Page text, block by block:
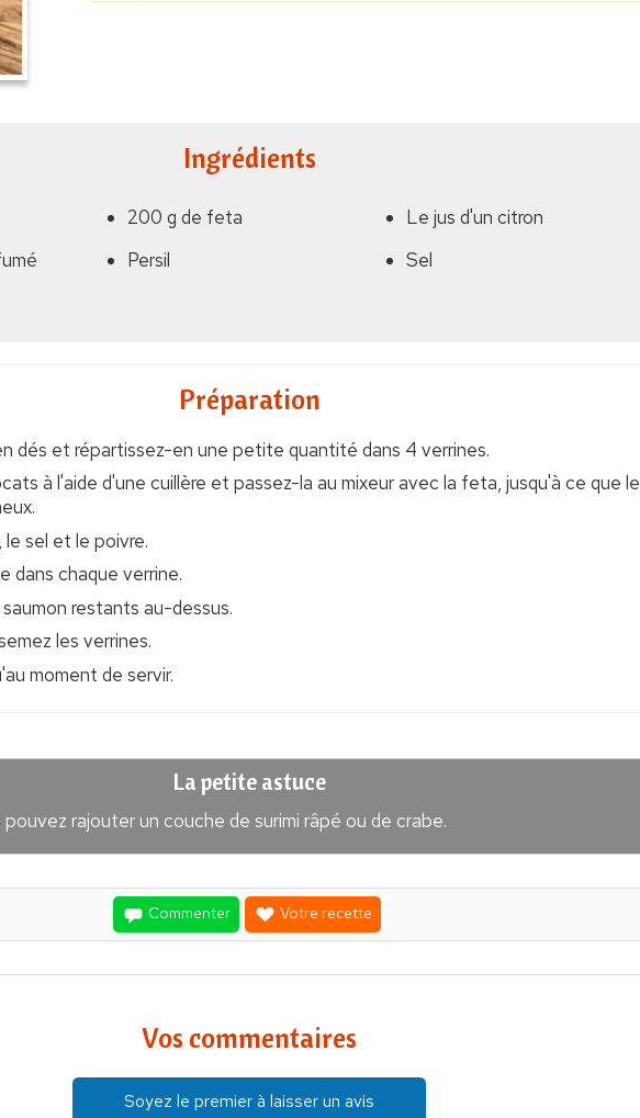
Ingrédients
200 g de feta
Le jus d'un citron
Persil
Sel
Préparation
dés et répartissez-en une petite quantité dans 4 verrines.
à l'aide d'une cuillère et passez-la au mixeur avec la feta, jusqu'à ce que le
sel et le poivre.
dans chaque verrine.
restants au-dessus.
les verrines.
moment de servir.
La petite astuce
rajouter un couche de surimi râpé ou de crabe.
Commenter Votre recette
Vos commentaires
Soyez le premier à laisser un avis